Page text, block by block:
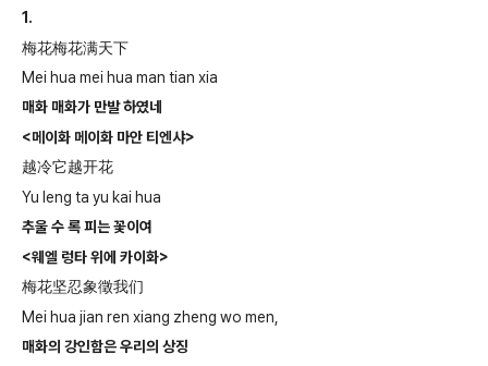
1.
梅花梅花满天下
Mei hua mei hua man tian xia
매화 매화가 만발 하였네
<메이화 메이화 마안 티엔샤>
越冷它越开花
Yu leng ta yu kai hua
추울 수 록 피는 꽃이여
<웨엘 렁타 위에 카이화>
梅花坚忍象徵我们
Mei hua jian ren xiang zheng wo men,
매화의 강인함은 우리의 상징